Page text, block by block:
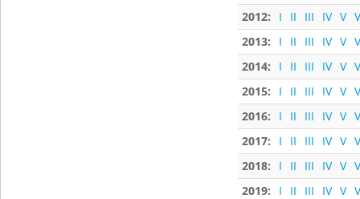
2012:
I II III IV V
2013:
I II III IV V
2014:
I II III IV V
2015:
I II III IV V
2016:
I II III IV V
2017:
I II III IV V
2018:
I II III IV V
2019:
I II III IV V